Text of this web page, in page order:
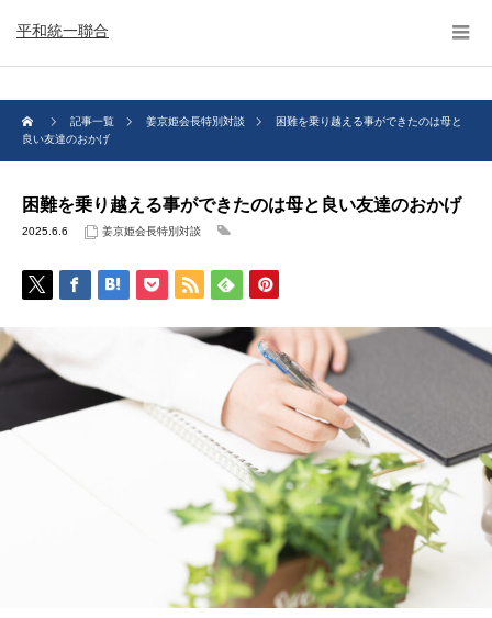
平和統一聯合
記事一覧 姜京姫会長特別対談
困難を乗り越える事ができたのは母と
良い友達のおかげ
困難を乗り越える事ができたのは母と良い友達のおかげ
2025.6.6 姜京姫会長特別対談